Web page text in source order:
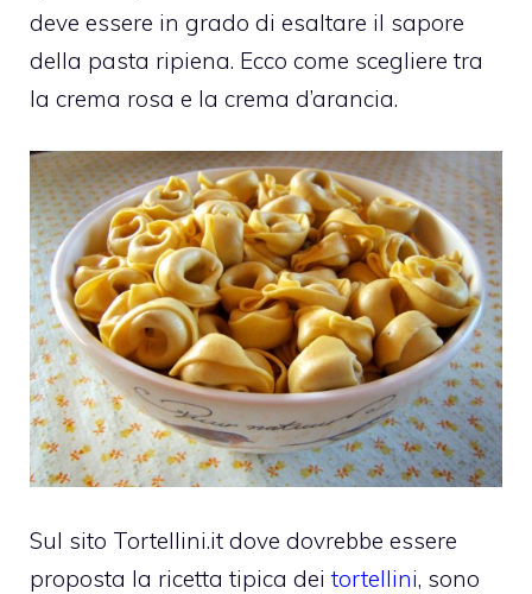
deve essere in grado di esaltare il sapore
della pasta ripiena. Ecco come scegliere tra
la crema rosa e la crema d’arancia.
Sul sito Tortellini.it dove dovrebbe essere
proposta la ricetta tipica dei tortellini, sono